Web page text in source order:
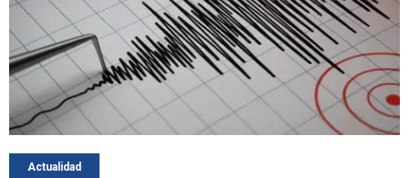
Actualidad